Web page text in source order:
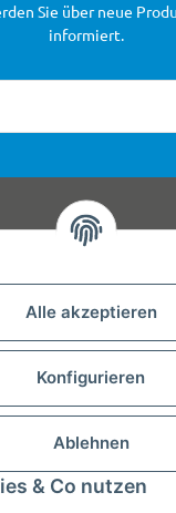
Alle akzeptieren
Konfigurieren
Ablehnen
& Co nutzen
Sie über neue
informiert.